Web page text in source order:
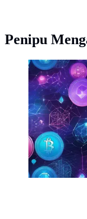
Penipu
Ilustrasi kripto.
bagi operator
penipuan.